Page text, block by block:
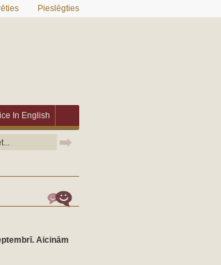
Pieslēgties
In English
Aicinām